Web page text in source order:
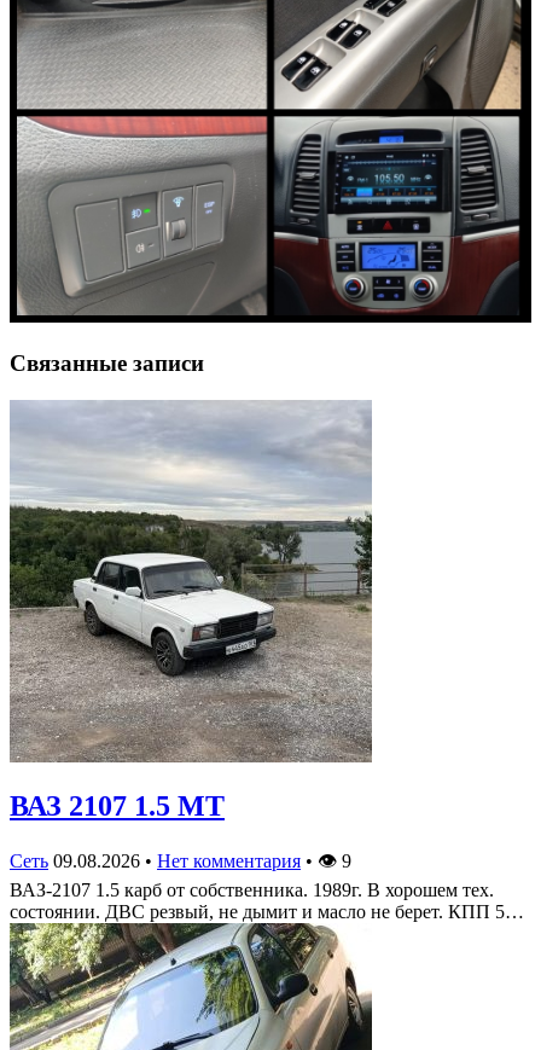
Связанные записи
ВАЗ 2107 1.5 MT
Сеть 09.08.2026 • Нет комментария • 👁 9
ВАЗ-2107 1.5 карб от собственника. 1989г. В хорошем тех.
состоянии. ДВС резвый, не дымит и масло не берет. КПП 5…